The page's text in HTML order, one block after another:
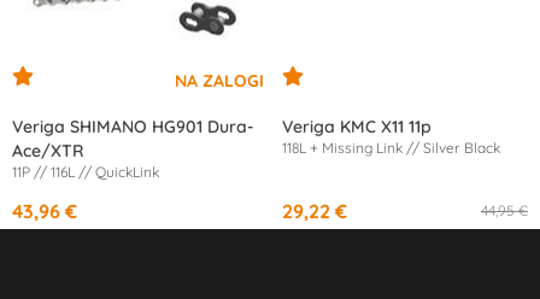
Veriga SHIMANO HG901 Dura-
Ace/XTR
11P // 116L // QuickLink
43,96 €
Veriga KMC X11 11p
118L + Missing Link // Silver Black
44,95 €
29,22 €